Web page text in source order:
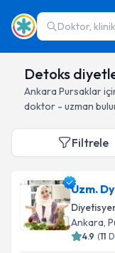
Doktor,
Detoks
Ankara Pursaklar
doktor - uzman
Filtrele
Uzm.
Ankara,
4.9 (11